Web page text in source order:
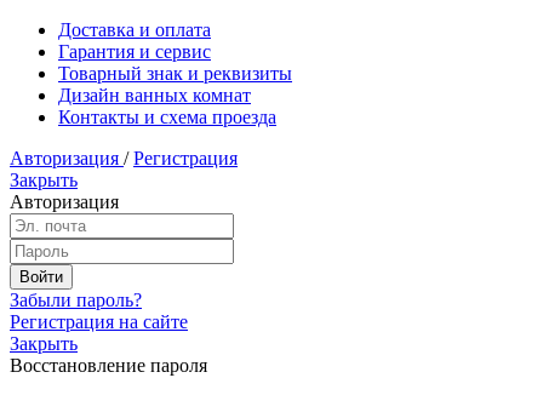
Доставка и оплата
Гарантия и сервис
Товарный знак и реквизиты
Дизайн ванных комнат
Контакты и схема проезда
Авторизация / Регистрация
Закрыть
Авторизация
Забыли пароль?
Регистрация на сайте
Закрыть
Восстановление пароля